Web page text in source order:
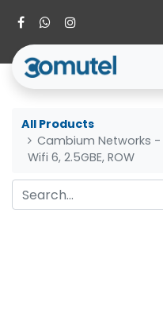
All Products
Cambium Networks -
Wifi 6, 2.5GBE, ROW